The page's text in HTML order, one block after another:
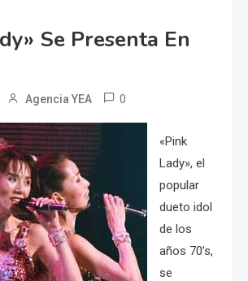
Se Presenta En
Agencia YEA 0
«Pink
Lady», el
popular
dueto idol
de los
años 70’s,
se